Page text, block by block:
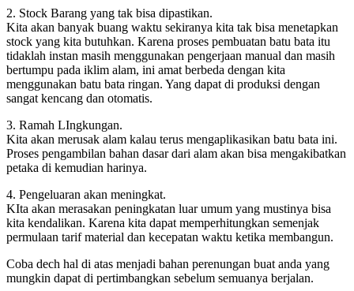
2. Stock Barang yang tak bisa dipastikan.
Kita akan banyak buang waktu sekiranya kita tak bisa menetapkan
stock yang kita butuhkan. Karena proses pembuatan batu bata itu
tidaklah instan masih menggunakan pengerjaan manual dan masih
bertumpu pada iklim alam, ini amat berbeda dengan kita
menggunakan batu bata ringan. Yang dapat di produksi dengan
sangat kencang dan otomatis.
3. Ramah LIngkungan.
Kita akan merusak alam kalau terus mengaplikasikan batu bata ini.
Proses pengambilan bahan dasar dari alam akan bisa mengakibatkan
petaka di kemudian harinya.
4. Pengeluaran akan meningkat.
KIta akan merasakan peningkatan luar umum yang mustinya bisa
kita kendalikan. Karena kita dapat memperhitungkan semenjak
permulaan tarif material dan kecepatan waktu ketika membangun.
Coba dech hal di atas menjadi bahan perenungan buat anda yang
mungkin dapat di pertimbangkan sebelum semuanya berjalan.